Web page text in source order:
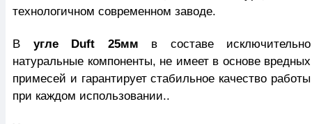
технологичном современном заводе.
В угле Duft 25мм в составе исключительно
натуральные компоненты, не имеет в основе вредных
примесей и гарантирует стабильное качество работы
при каждом использовании..